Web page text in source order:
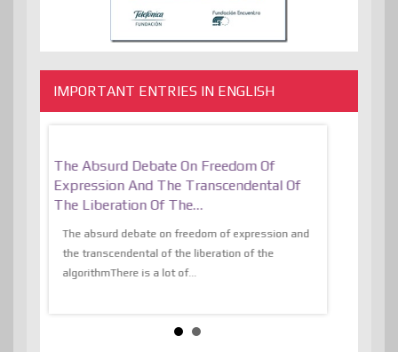
IMPORTANT ENTRIES IN ENGLISH
The Absurd Debate On Freedom Of
Expression And The Transcendental Of
The Liberation Of The…
The absurd debate on freedom of expression and
the transcendental of the liberation of the
algorithmThere is a lot of...